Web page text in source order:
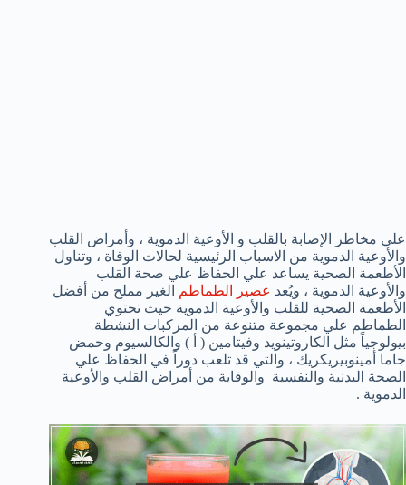
علي مخاطر الإصابة بالقلب و الأوعية الدموية ، وأمراض القلب
والأوعية الدموية من الاسباب الرئيسية لحالات الوفاة ، وتناول
الأطعمة الصحية يساعد علي الحفاظ علي صحة القلب
والأوعية الدموية ، ويُعد عصير الطماطم
الغير مملح من أفضل
الأطعمة الصحية للقلب والأوعية الدموية حيث تحتوي
الطماطم علي مجموعة متنوعة من المركبات النشطة
بيولوجياً مثل الكاروتينويد وفيتامين ( أ ) والكالسيوم وحمض
جاما أمينوبيريكريك ، والتي قد تلعب دوراً في الحفاظ علي
الصحة البدنية والنفسية والوقاية من أمراض القلب والأوعية
الدموية .